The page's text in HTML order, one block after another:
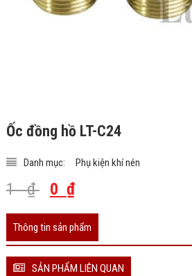
Ốc đồng hồ LT-C24
Danh mục: Phụ kiện khí nén
1₫ 0 ₫
Thông tin sản phẩm
SẢN PHẨM LIÊN QUAN